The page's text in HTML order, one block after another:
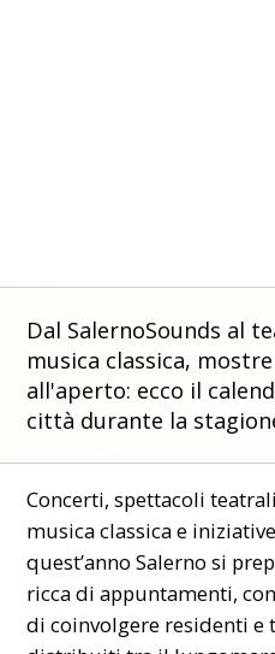
Dal SalernoSounds al
musica classica,
all'aperto: ecco il
città durante la
Concerti, spettacoli
musica classica e
quest’anno Salerno si
ricca di appuntamenti,
di coinvolgere residenti e